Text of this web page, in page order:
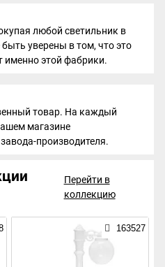
любой светильник в
уверены в том, что это
именно этой фабрики.
товар. На каждый
магазине
производителя.
Перейти в
коллекцию
163527